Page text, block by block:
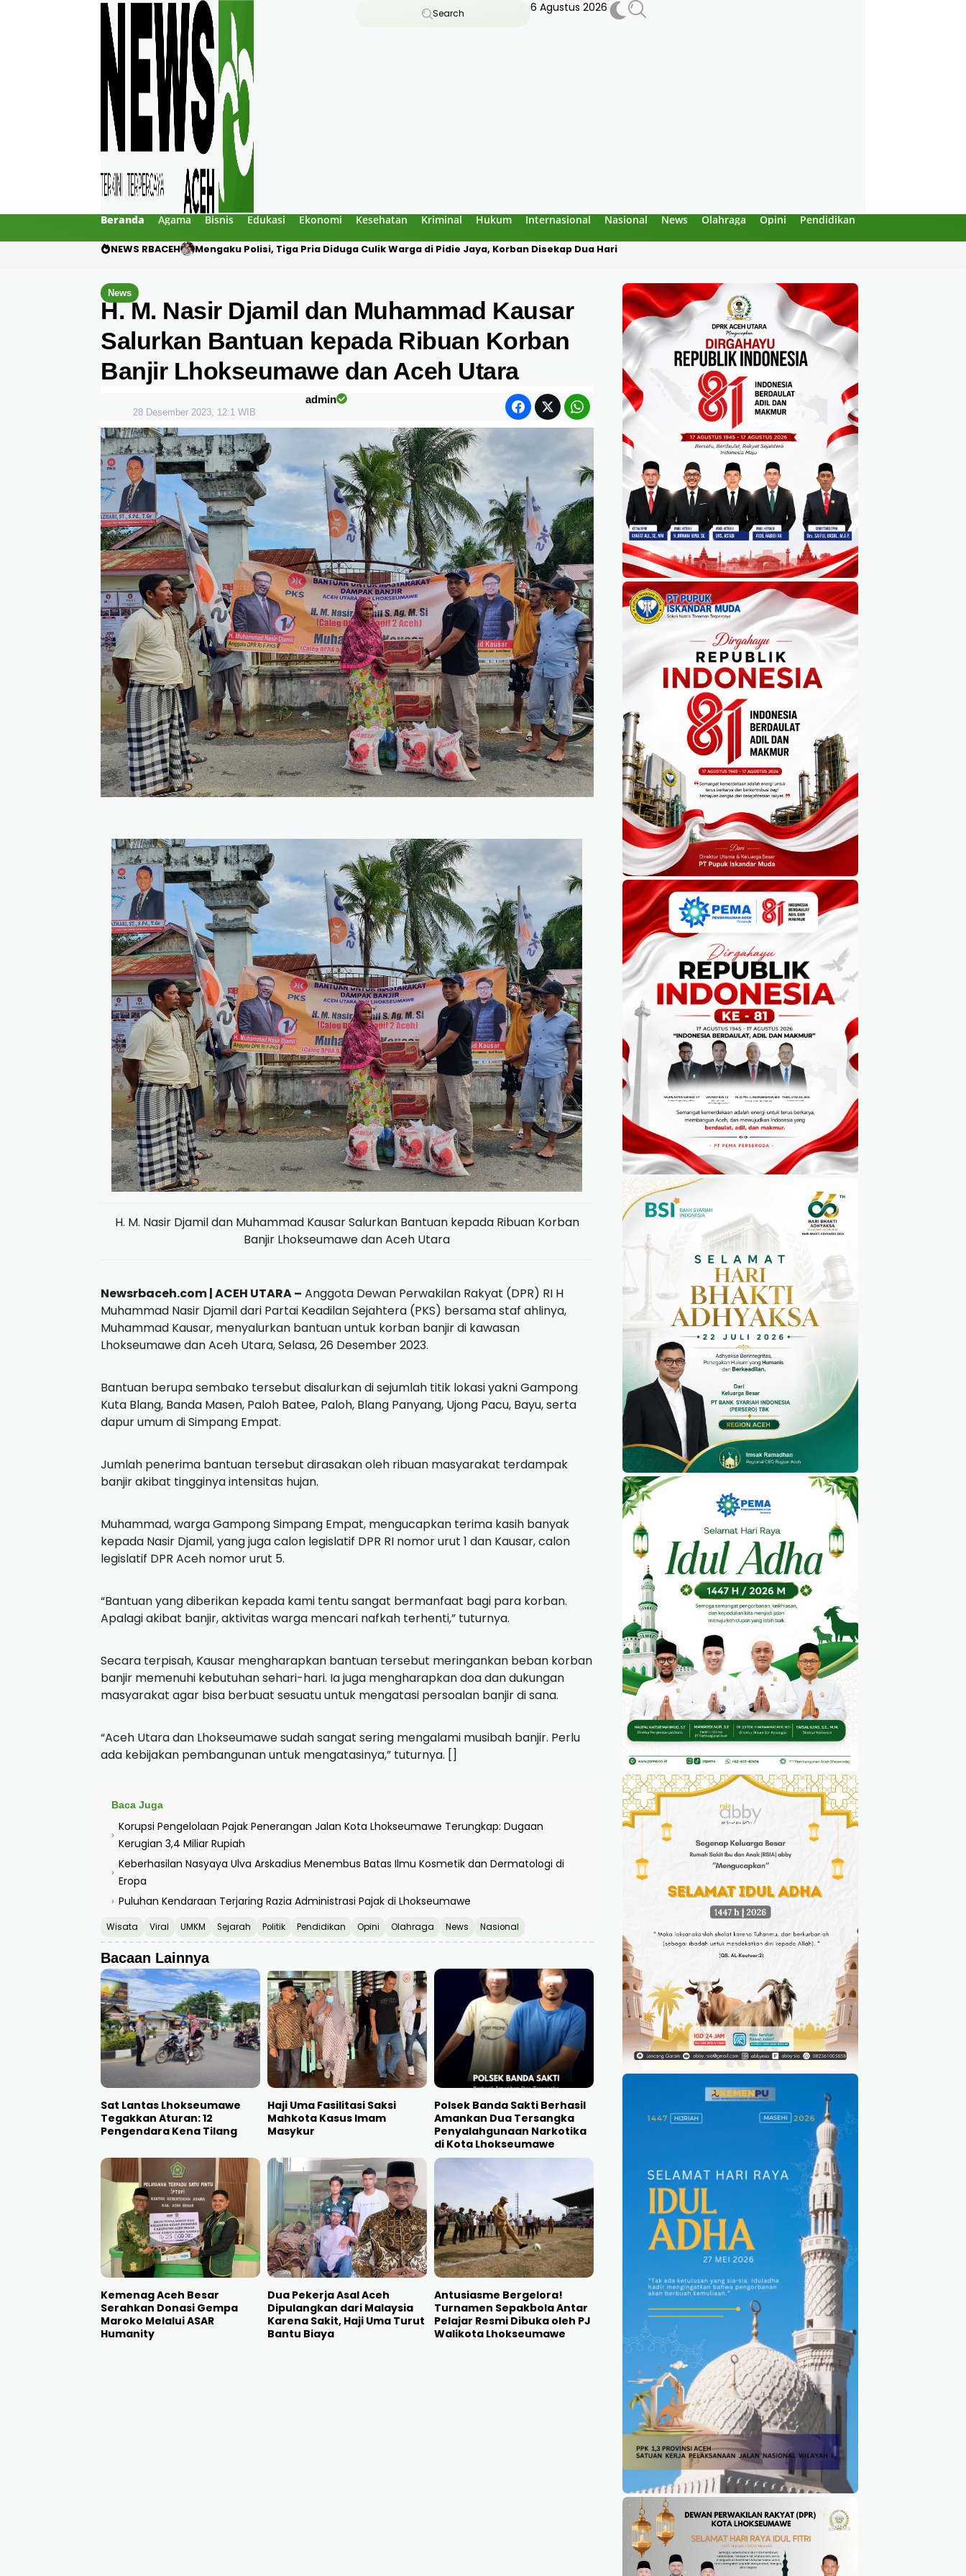
Search 6 Agustus 2026
Beranda Agama Bisnis Edukasi Ekonomi Kesehatan Kriminal Hukum Internasional Nasional News Olahraga Opini Pendidikan
NEWS RBACEH Utang Rp124 Juta Berujung Dugaan Penculikan, Korban Diborgol Hendak Dibawa ke Medan
News
H. M. Nasir Djamil dan Muhammad Kausar
Salurkan Bantuan kepada Ribuan Korban
Banjir Lhokseumawe dan Aceh Utara
admin
28 Desember 2023, 12:1 WIB
H. M. Nasir Djamil dan Muhammad Kausar Salurkan Bantuan kepada Ribuan Korban
Banjir Lhokseumawe dan Aceh Utara
Newsrbaceh.com | ACEH UTARA – Anggota Dewan Perwakilan Rakyat (DPR) RI H
Muhammad Nasir Djamil dari Partai Keadilan Sejahtera (PKS) bersama staf ahlinya,
Muhammad Kausar, menyalurkan bantuan untuk korban banjir di kawasan
Lhokseumawe dan Aceh Utara, Selasa, 26 Desember 2023.
Bantuan berupa sembako tersebut disalurkan di sejumlah titik lokasi yakni Gampong
Kuta Blang, Banda Masen, Paloh Batee, Paloh, Blang Panyang, Ujong Pacu, Bayu, serta
dapur umum di Simpang Empat.
Jumlah penerima bantuan tersebut dirasakan oleh ribuan masyarakat terdampak
banjir akibat tingginya intensitas hujan.
Muhammad, warga Gampong Simpang Empat, mengucapkan terima kasih banyak
kepada Nasir Djamil, yang juga calon legislatif DPR RI nomor urut 1 dan Kausar, calon
legislatif DPR Aceh nomor urut 5.
“Bantuan yang diberikan kepada kami tentu sangat bermanfaat bagi para korban.
Apalagi akibat banjir, aktivitas warga mencari nafkah terhenti,” tuturnya.
Secara terpisah, Kausar mengharapkan bantuan tersebut meringankan beban korban
banjir memenuhi kebutuhan sehari-hari. Ia juga mengharapkan doa dan dukungan
masyarakat agar bisa berbuat sesuatu untuk mengatasi persoalan banjir di sana.
“Aceh Utara dan Lhokseumawe sudah sangat sering mengalami musibah banjir. Perlu
ada kebijakan pembangunan untuk mengatasinya,” tuturnya. []
Baca Juga
›
Korupsi Pengelolaan Pajak Penerangan Jalan Kota Lhokseumawe Terungkap: Dugaan
Kerugian 3,4 Miliar Rupiah
›
Keberhasilan Nasyaya Ulva Arskadius Menembus Batas Ilmu Kosmetik dan Dermatologi di
Eropa
› Puluhan Kendaraan Terjaring Razia Administrasi Pajak di Lhokseumawe
Wisata Viral UMKM Sejarah Politik Pendidikan Opini Olahraga News Nasional
Bacaan Lainnya
Sat Lantas Lhokseumawe
Tegakkan Aturan: 12
Pengendara Kena Tilang
Haji Uma Fasilitasi Saksi
Mahkota Kasus Imam
Masykur
Polsek Banda Sakti Berhasil
Amankan Dua Tersangka
Penyalahgunaan Narkotika
di Kota Lhokseumawe
Kemenag Aceh Besar
Serahkan Donasi Gempa
Maroko Melalui ASAR
Humanity
Dua Pekerja Asal Aceh
Dipulangkan dari Malaysia
Karena Sakit, Haji Uma Turut
Bantu Biaya
Antusiasme Bergelora!
Turnamen Sepakbola Antar
Pelajar Resmi Dibuka oleh PJ
Walikota Lhokseumawe